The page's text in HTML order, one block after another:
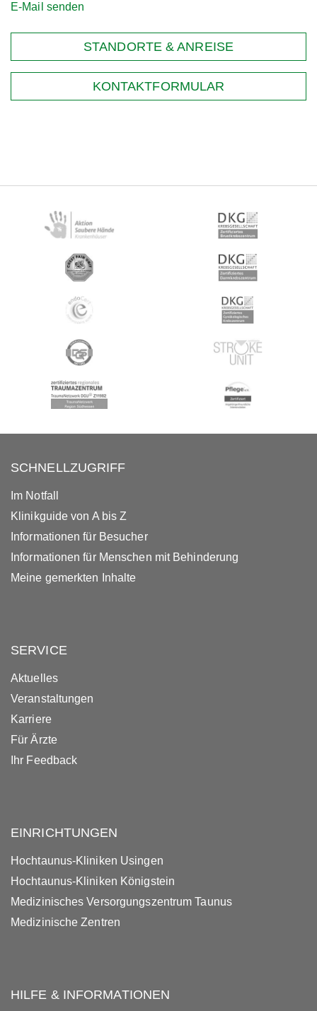
E-Mail senden
STANDORTE & ANREISE
KONTAKTFORMULAR
SCHNELLZUGRIFF
Im Notfall
Klinikguide von A bis Z
Informationen für Besucher
Informationen für Menschen mit Behinderung
Meine gemerkten Inhalte
SERVICE
Aktuelles
Veranstaltungen
Karriere
Für Ärzte
Ihr Feedback
EINRICHTUNGEN
Hochtaunus-Kliniken Usingen
Hochtaunus-Kliniken Königstein
Medizinisches Versorgungszentrum Taunus
Medizinische Zentren
HILFE & INFORMATIONEN